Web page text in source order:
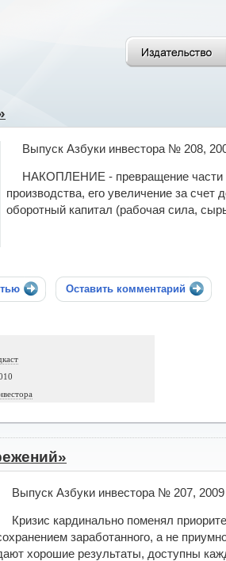
Выпуск Азбуки инвестора № 208,
НАКОПЛЕНИЕ - превращение части
производства, его увеличение за
оборотный капитал (рабочая сила,
Оставить комментарий
Выпуск Азбуки инвестора № 207, 2009
Кризис кардинально поменял
заработанного, а не
хорошие результаты, доступны